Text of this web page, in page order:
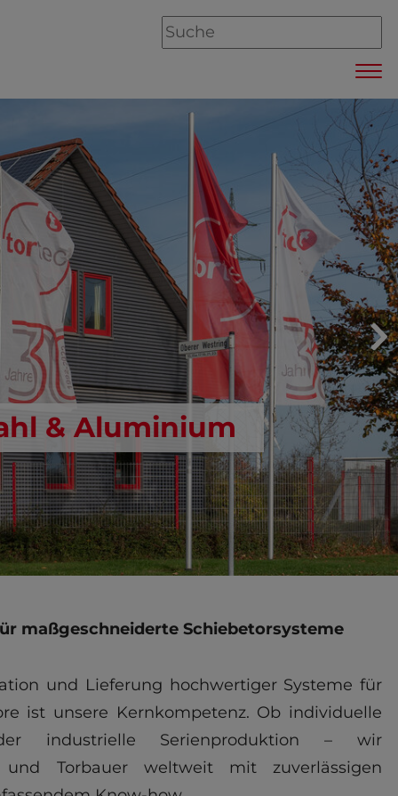
& Aluminium
maßgeschneiderte Schiebetorsysteme
und Lieferung hochwertiger Systeme für
ist unsere Kernkompetenz. Ob individuelle
industrielle Serienproduktion – wir
Torbauer weltweit mit zuverlässigen